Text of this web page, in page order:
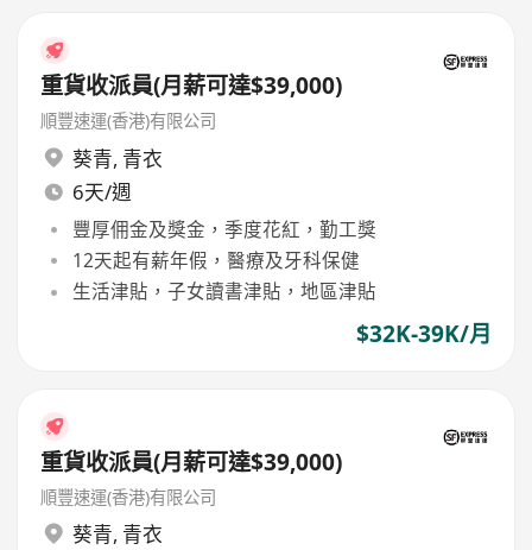
重貨收派員(月薪可達$39,000)
順豐速運(香港)有限公司
葵青, 青衣
6天/週
豐厚佣金及獎金，季度花紅，勤工獎
12天起有薪年假，醫療及牙科保健
生活津貼，子女讀書津貼，地區津貼
$32K-39K/月
重貨收派員(月薪可達$39,000)
順豐速運(香港)有限公司
葵青, 青衣